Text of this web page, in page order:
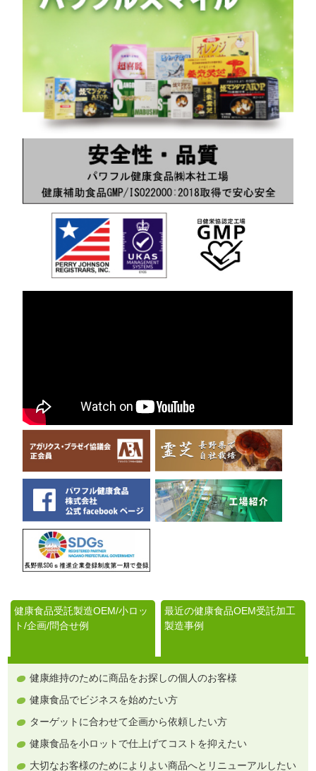
健康食品受託製造OEM/小ロッ
ト/企画/問合せ例
最近の健康食品OEM受託加工
製造事例
健康維持のために商品をお探しの個人のお客様
健康食品でビジネスを始めたい方
ターゲットに合わせて企画から依頼したい方
健康食品を小ロットで仕上げてコストを抑えたい
大切なお客様のためによりよい商品へとリニューアルしたい